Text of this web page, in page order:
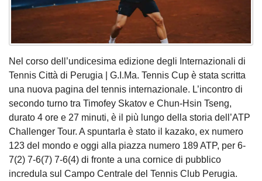
Nel corso dell’undicesima edizione degli Internazionali di
Tennis Città di Perugia | G.I.Ma. Tennis Cup è stata scritta
una nuova pagina del tennis internazionale. L’incontro di
secondo turno tra Timofey Skatov e Chun-Hsin Tseng,
durato 4 ore e 27 minuti, è il più lungo della storia dell’ATP
Challenger Tour. A spuntarla è stato il kazako, ex numero
123 del mondo e oggi alla piazza numero 189 ATP, per 6-
7(2) 7-6(7) 7-6(4) di fronte a una cornice di pubblico
incredula sul Campo Centrale del Tennis Club Perugia.